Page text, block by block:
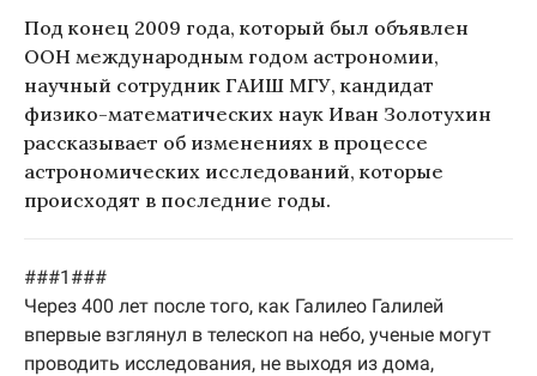
Под конец 2009 года, который был объявлен
ООН международным годом астрономии,
научный сотрудник ГАИШ МГУ, кандидат
физико-математических наук Иван Золотухин
рассказывает об изменениях в процессе
астрономических исследований, которые
происходят в последние годы.
###1###
Через 400 лет после того, как Галилео Галилей
впервые взглянул в телескоп на небо, ученые могут
проводить исследования, не выходя из дома,